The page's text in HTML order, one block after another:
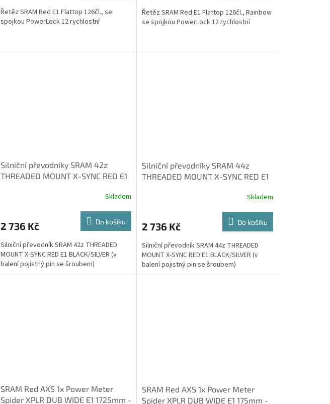
Řetěz SRAM Red E1 Flattop 126čl., se
spojkou PowerLock 12 rychlostní
Řetěz SRAM Red E1 Flattop 126čl., Rainbow
se spojkou PowerLock 12 rychlostní
Silniční převodníky SRAM 42z
THREADED MOUNT X-SYNC RED E1
Skladem
2 736 Kč Do košíku
Silniční převodník SRAM 42z THREADED
MOUNT X-SYNC RED E1 BLACK/SILVER (v
balení pojistný pin se šroubem)
Silniční převodníky SRAM 44z
THREADED MOUNT X-SYNC RED E1
Skladem
2 736 Kč Do košíku
Silniční převodník SRAM 44z THREADED
MOUNT X-SYNC RED E1 BLACK/SILVER (v
balení pojistný pin se šroubem)
SRAM Red AXS 1x Power Meter
Spider XPLR DUB WIDE E1 1725mm -
SRAM Red AXS 1x Power Meter
Spider XPLR DUB WIDE E1 175mm -